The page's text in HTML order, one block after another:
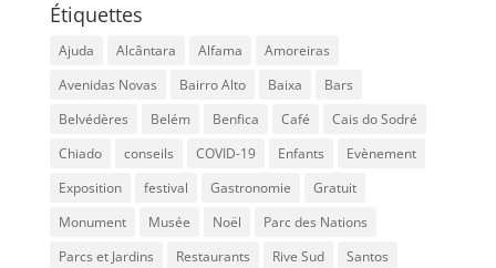
Étiquettes
Ajuda Alcântara Alfama
Amoreiras
Avenidas Novas
Bairro Alto Baixa
Bars
Belvédères
Belém Benfica Café
Cais do Sodré
Chiado
conseils COVID-19 Enfants
Evènement
Exposition
festival Gastronomie
Gratuit
Monument
Musée Noël
Parc des Nations
Parcs et Jardins
Restaurants Rive Sud
Santos